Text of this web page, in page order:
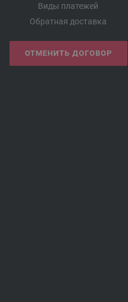
Виды платежей
Обратная доставка
ОТМЕНИТЬ ДОГОВОР